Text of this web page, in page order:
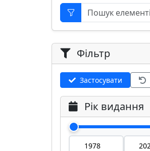
Фільтр
Застосувати
Рік видання